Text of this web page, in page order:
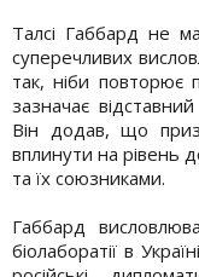
Талсі Габбард не
суперечливих
так, ніби повторює
зазначає
Він додав, що
вплинути на рівень
та їх союзниками.
Габбард
біолаборатії в